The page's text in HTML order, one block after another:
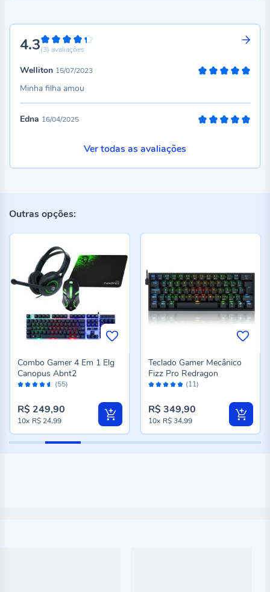
4.386%
(3) avaliações
Welliton 15/07/2023
Minha filha amou
Edna 16/04/2025
Ver todas as avaliações
Outras opções:
Avaliação: (55)
Combo Gamer 4 Em 1 Elg
Canopus Abnt2
R$ 249,90
10x R$ 24,99
Avaliação: (11)
Teclado Gamer Mecânico
Fizz Pro Redragon
R$ 349,90
10x R$ 34,99